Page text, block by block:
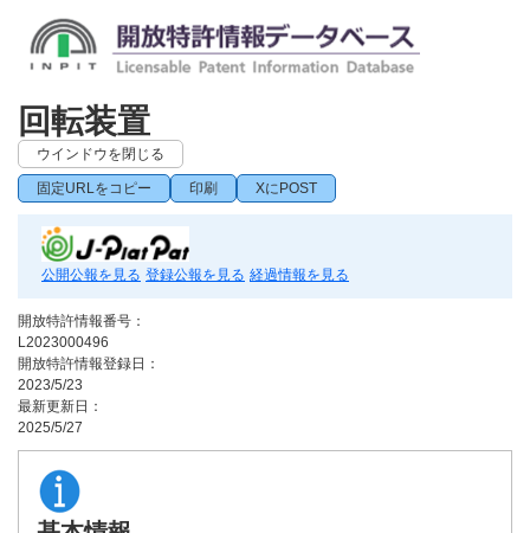
回転装置
ウインドウを閉じる
固定URLをコピー 印刷 XにPOST
公開公報を見る 登録公報を見る 経過情報を見る
開放特許情報番号：
L2023000496
開放特許情報登録日：
2023/5/23
最新更新日：
2025/5/27